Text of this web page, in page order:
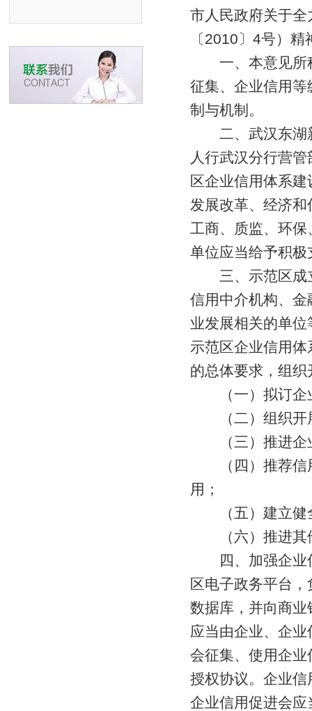
市人民政府关于
〔2010〕4号）精神
一、本意见所称
征集、企业信用
制与机制。
二、武汉东湖新
人行武汉分行营管
区企业信用体系
发展改革、经济
工商、质监、环
单位应当给予积极
三、示范区成
信用中介机构、金
业发展相关的单位
示范区企业信用
的总体要求，组
（一）拟订企
（二）组织开
（三）推进企
（四）推荐信用
用；
（五）建立健
（六）推进其
四、加强企业信
区电子政务平台，
数据库，并向商
应当由企业、企
会征集、使用企
授权协议。企业
企业信用促进会